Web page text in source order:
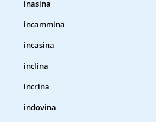
inasina
incammina
incasina
inclina
incrina
indovina